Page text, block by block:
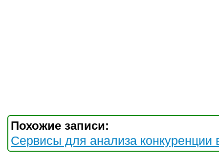
Похожие записи:
Сервисы для анализа конкуренции